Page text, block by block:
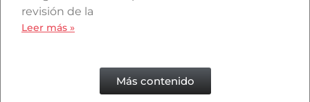
revisión de la
Leer más »
Más contenido